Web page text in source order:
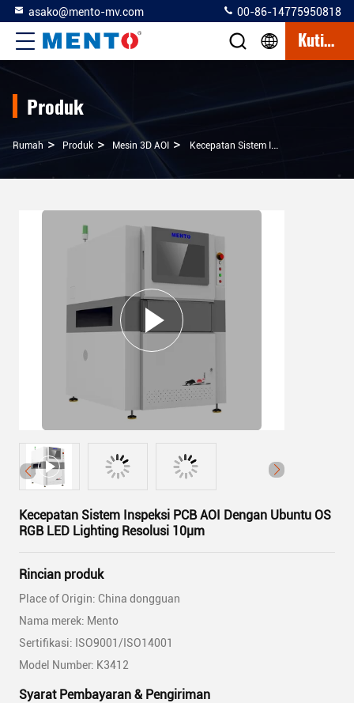
asako@mento-mv.com 00-86-14775950818
Kutipan
Produk
Rumah > Produk > Mesin 3D AOI > Kecepatan Sistem Inspeksi PCB AOI Dengan Ubuntu OS RGB LED Lighting Resolusi 10μm
Kecepatan Sistem Inspeksi PCB AOI Dengan Ubuntu OS
RGB LED Lighting Resolusi 10μm
Rincian produk
Place of Origin: China dongguan
Nama merek: Mento
Sertifikasi: ISO9001/ISO14001
Model Number: K3412
Syarat Pembayaran & Pengiriman